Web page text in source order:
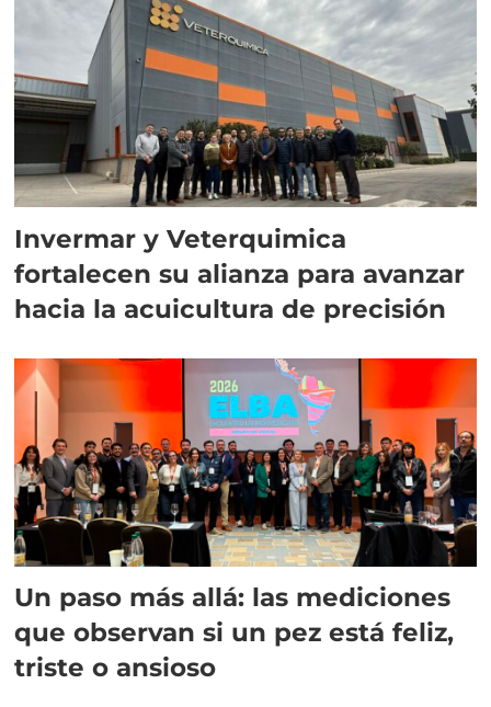
Invermar y Veterquimica
fortalecen su alianza para avanzar
hacia la acuicultura de precisión
Un paso más allá: las mediciones
que observan si un pez está feliz,
triste o ansioso